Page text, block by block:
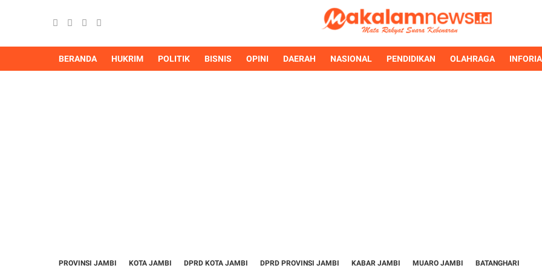
BERANDA HUKRIM POLITIK BISNIS OPINI DAERAH NASIONAL PENDIDIKAN OLAHRAGA
PROVINSI JAMBI KOTA JAMBI DPRD KOTA JAMBI DPRD PROVINSI JAMBI KABAR JAMBI MUARO JAMBI BATANGHARI